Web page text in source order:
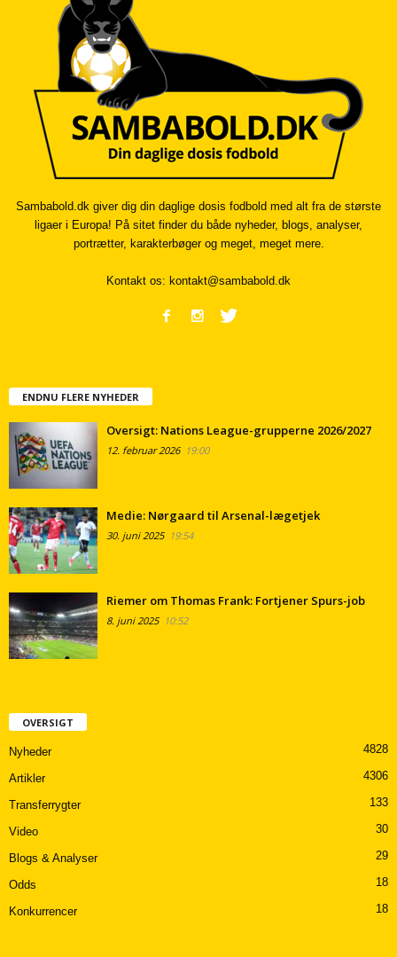
Sambabold.dk giver dig din daglige dosis fodbold med alt fra de største
ligaer i Europa! På sitet finder du både nyheder, blogs, analyser,
portrætter, karakterbøger og meget, meget mere.
Kontakt os: kontakt@sambabold.dk
ENDNU FLERE NYHEDER
Oversigt: Nations League-grupperne 2026/2027
12. februar 202619:00
Medie: Nørgaard til Arsenal-lægetjek
30. juni 202519:54
Riemer om Thomas Frank: Fortjener Spurs-job
8. juni 202510:52
OVERSIGT
Nyheder 4828
Artikler 4306
Transferrygter 133
Video 30
Blogs & Analyser 29
Odds 18
Konkurrencer 18